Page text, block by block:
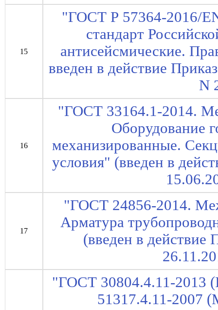
15
"ГОСТ Р 57364-2016/
стандарт
антисейсмические.
введен в действие
N
16
"ГОСТ 33164.1-2014.
Оборудование
механизированные.
условия" (введен в
17
"ГОСТ 24856-2014.
Арматура
(введен в действие
"ГОСТ 30804.4.11-2013
51317.4.11-2007